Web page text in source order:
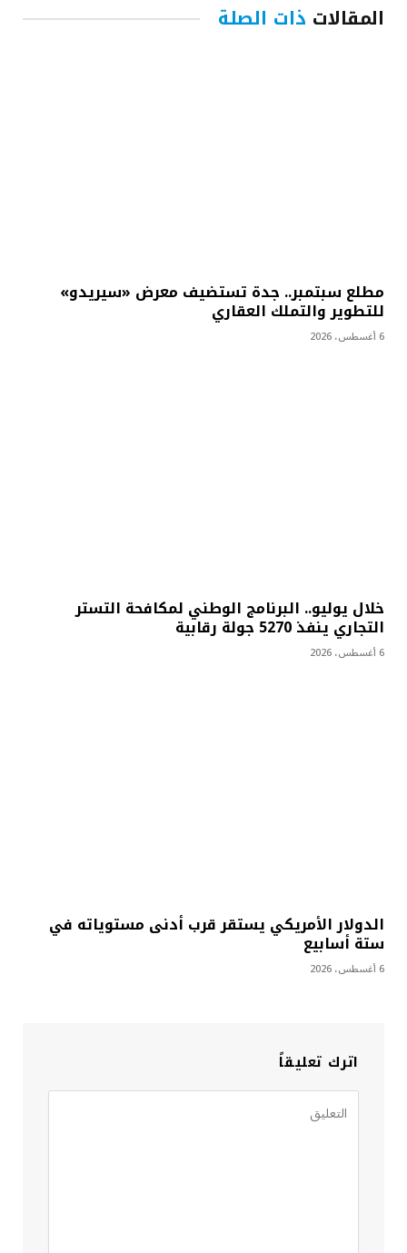
المقالات ذات الصلة
مطلع سبتمبر.. جدة تستضيف معرض «سيريدو»
للتطوير والتملك العقاري
6 أغسطس، 2026
خلال يوليو.. البرنامج الوطني لمكافحة التستر
التجاري ينفذ 5270 جولة رقابية
6 أغسطس، 2026
الدولار الأمريكي يستقر قرب أدنى مستوياته في
ستة أسابيع
6 أغسطس، 2026
اترك تعليقاً